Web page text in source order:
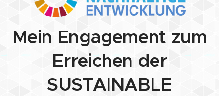
Mein Engagement zum
Erreichen der
SUSTAINABLE